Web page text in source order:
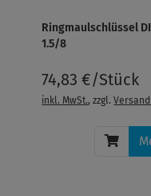
Ringmaulschlüssel
1.5/8
74,83 €/Stück
inkl. MwSt., zzgl.